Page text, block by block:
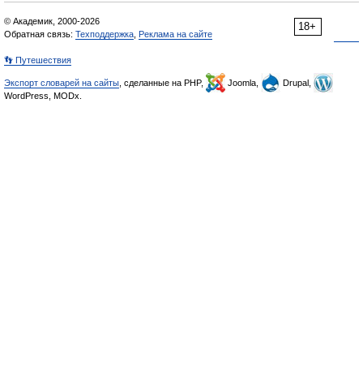
18+
© Академик, 2000-2026
Обратная связь: Техподдержка Реклама на сайте
👣 Путешествия
Экспорт словарей на сайты , сделанные на PHP, Joomla,
Drupal,
WordPress, MODx.